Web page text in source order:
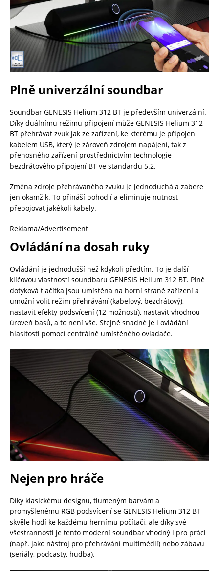
Plně univerzální soundbar
Soundbar GENESIS Helium 312 BT je především univerzální.
Díky duálnímu režimu připojení může GENESIS Helium 312
BT přehrávat zvuk jak ze zařízení, ke kterému je připojen
kabelem USB, který je zároveň zdrojem napájení, tak z
přenosného zařízení prostřednictvím technologie
bezdrátového připojení BT ve standardu 5.2.
Změna zdroje přehrávaného zvuku je jednoduchá a zabere
jen okamžik. To přináší pohodlí a eliminuje nutnost
přepojovat jakékoli kabely.
Reklama/Advertisement
Ovládání na dosah ruky
Ovládání je jednodušší než kdykoli předtím. To je další
klíčovou vlastností soundbaru GENESIS Helium 312 BT. Plně
dotyková tlačítka jsou umístěna na horní straně zařízení a
umožní volit režim přehrávání (kabelový, bezdrátový),
nastavit efekty podsvícení (12 možností), nastavit vhodnou
úroveň basů, a to není vše. Stejně snadné je i ovládání
hlasitosti pomocí centrálně umístěného ovladače.
Nejen pro hráče
Díky klasickému designu, tlumeným barvám a
promyšlenému RGB podsvícení se GENESIS Helium 312 BT
skvěle hodí ke každému hernímu počítači, ale díky své
všestrannosti je tento moderní soundbar vhodný i pro práci
(např. jako nástroj pro přehrávání multimédií) nebo zábavu
(seriály, podcasty, hudba).